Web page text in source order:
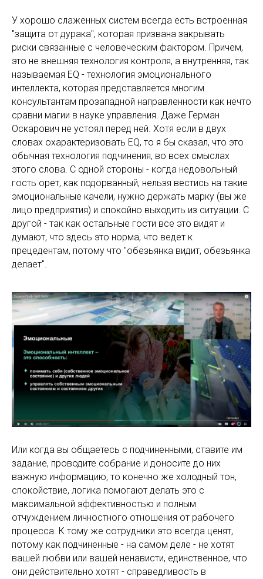
У хорошо слаженных систем всегда есть встроенная
"защита от дурака", которая призвана закрывать
риски связанные с человеческим фактором. Причем,
это не внешняя технология контроля, а внутренняя, так
называемая EQ - технология эмоционального
интеллекта, которая представляется многим
консультантам прозападной направленности как нечто
сравни магии в науке управления. Даже Герман
Оскарович не устоял перед ней. Хотя если в двух
словах охарактеризовать EQ, то я бы сказал, что это
обычная технология подчинения, во всех смыслах
этого слова. С одной стороны - когда недовольный
гость орет, как подорванный, нельзя вестись на такие
эмоциональные качели, нужно держать марку (вы же
лицо предприятия) и спокойно выходить из ситуации. С
другой - так как остальные гости все это видят и
думают, что здесь это норма, что ведет к
прецедентам, потому что "обезьянка видит, обезьянка
делает".
Или когда вы общаетесь с подчиненными, ставите им
задание, проводите собрание и доносите до них
важную информацию, то конечно же холодный тон,
спокойствие, логика помогают делать это с
максимальной эффективностью и полным
отчуждением личностного отношения от рабочего
процесса. К тому же сотрудники это всегда ценят,
потому как подчиненные - на самом деле - не хотят
вашей любви или вашей ненависти, единственное, что
они действительно хотят - справедливость в